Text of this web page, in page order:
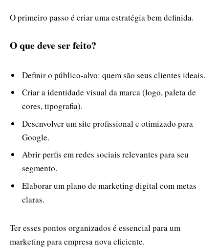
O primeiro passo é criar uma estratégia bem definida.
O que deve ser feito?
Definir o público-alvo: quem são seus clientes ideais.
Criar a identidade visual da marca (logo, paleta de
cores, tipografia).
Desenvolver um site profissional e otimizado para
Google.
Abrir perfis em redes sociais relevantes para seu
segmento.
Elaborar um plano de marketing digital com metas
claras.
Ter esses pontos organizados é essencial para um
marketing para empresa nova eficiente.